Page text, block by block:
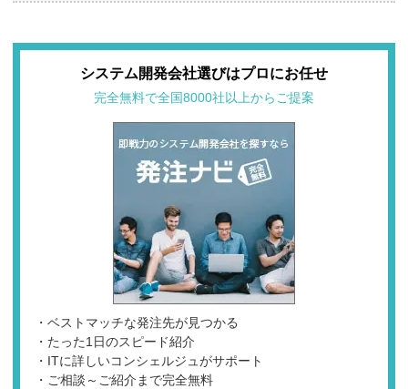
システム開発会社選びはプロにお任せ
完全無料で全国8000社以上からご提案
・ベストマッチな発注先が見つかる
・たった1日のスピード紹介
・ITに詳しいコンシェルジュがサポート
・ご相談～ご紹介まで完全無料